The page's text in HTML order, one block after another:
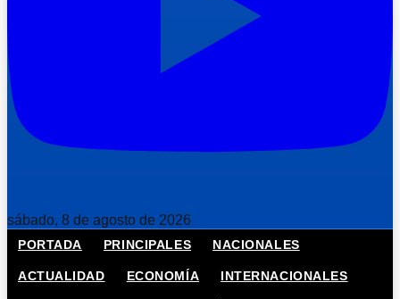
sábado, 8 de agosto de 2026
PORTADA PRINCIPALES NACIONALES
ACTUALIDAD ECONOMÍA INTERNACIONALES